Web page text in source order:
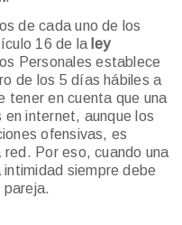
de cada uno de los
16 de la ley
Personales establece
de los 5 días hábiles a
tener en cuenta que una
en internet, aunque los
ofensivas, es
Por eso, cuando una
siempre debe